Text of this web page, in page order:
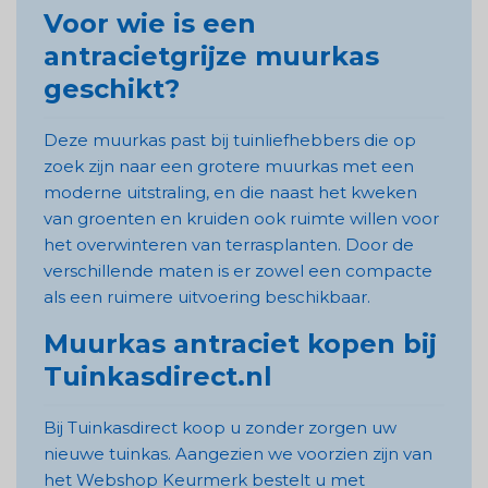
Voor wie is een
antracietgrijze muurkas
geschikt?
Deze muurkas past bij tuinliefhebbers die op
zoek zijn naar een grotere muurkas met een
moderne uitstraling, en die naast het kweken
van groenten en kruiden ook ruimte willen voor
het overwinteren van terrasplanten. Door de
verschillende maten is er zowel een compacte
als een ruimere uitvoering beschikbaar.
Muurkas antraciet kopen bij
Tuinkasdirect.nl
Bij Tuinkasdirect koop u zonder zorgen uw
nieuwe tuinkas. Aangezien we voorzien zijn van
het Webshop Keurmerk bestelt u met